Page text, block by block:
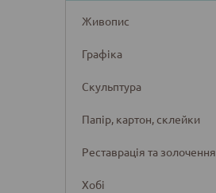
Живопис
Графіка
Скульптура
Папір, картон, склейки
Реставрація та золочення
Хобі